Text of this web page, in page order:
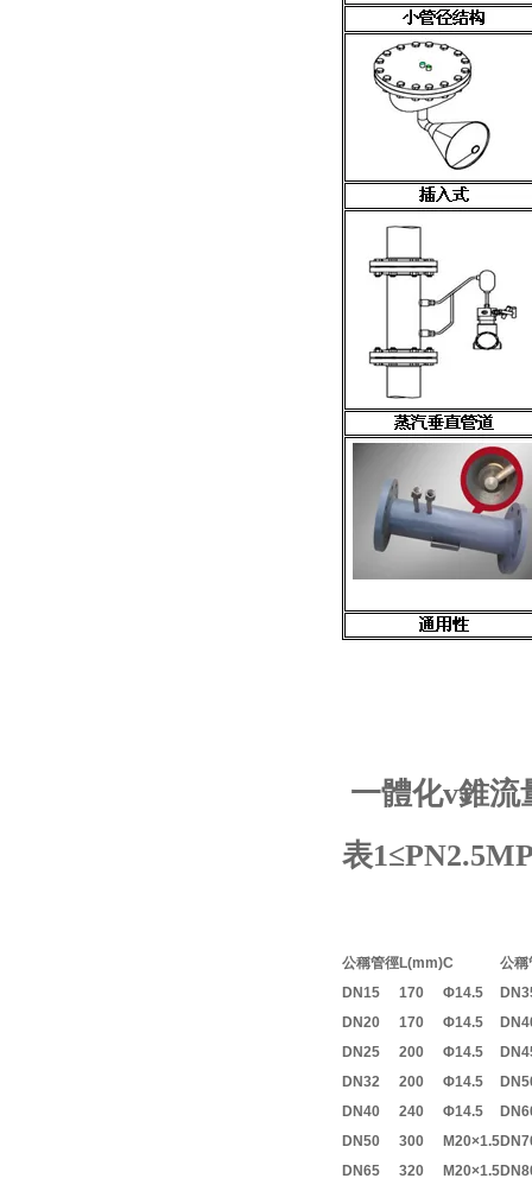
一體化v錐流
表
公稱管徑L(mm)C
公稱
DN15
170 Φ14.5
DN20
170 Φ14.5
DN25
200 Φ14.5
DN32
200 Φ14.5
DN40
240 Φ14.5
DN50
300 M20×1.5
DN65
320 M20×1.5